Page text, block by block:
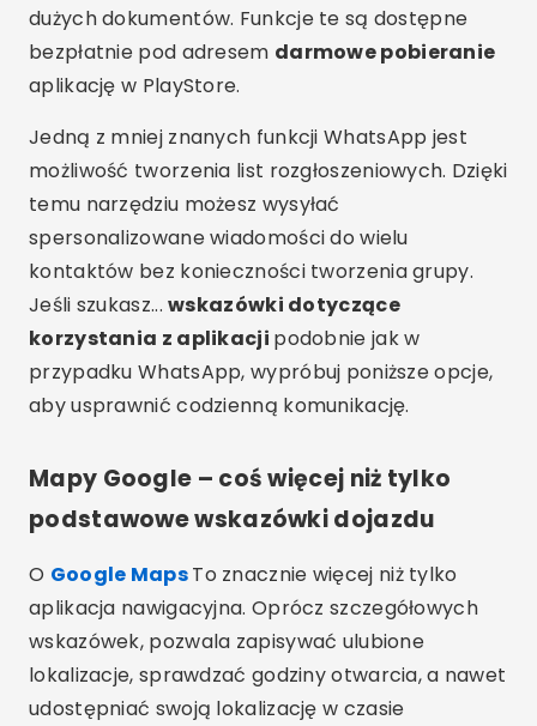
dużych dokumentów. Funkcje te są dostępne
bezpłatnie pod adresem darmowe pobieranie
aplikację w PlayStore.
Jedną z mniej znanych funkcji WhatsApp jest
możliwość tworzenia list rozgłoszeniowych. Dzięki
temu narzędziu możesz wysyłać
spersonalizowane wiadomości do wielu
kontaktów bez konieczności tworzenia grupy.
Jeśli szukasz...wskazówki dotyczące
korzystania z aplikacji podobnie jak w
przypadku WhatsApp, wypróbuj poniższe opcje,
aby usprawnić codzienną komunikację.
Mapy Google – coś więcej niż tylko
podstawowe wskazówki dojazdu
O Google MapsTo znacznie więcej niż tylko
aplikacja nawigacyjna. Oprócz szczegółowych
wskazówek, pozwala zapisywać ulubione
lokalizacje, sprawdzać godziny otwarcia, a nawet
udostępniać swoją lokalizację w czasie